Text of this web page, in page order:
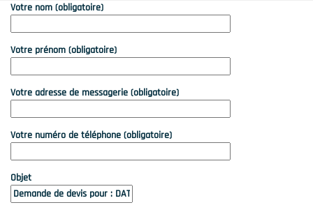
Votre nom (obligatoire)
Votre prénom (obligatoire)
Votre adresse de messagerie (obligatoire)
Votre numéro de téléphone (obligatoire)
Objet